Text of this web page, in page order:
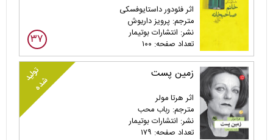
اثر فئودور داستایوفسکی
مترجم: پرویز داریوش
نشر: انتشارات بوتیمار
تعداد صفحه: ۱۰۰
۳۷
زمین پست
اثر هرتا مولر
مترجم: رباب محب
نشر: انتشارات بوتیمار
تعداد صفحه: ۱۷۹
تولید
شده